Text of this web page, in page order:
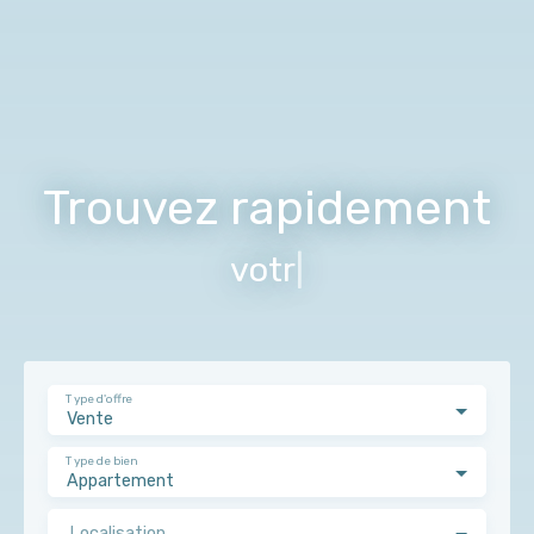
Trouvez rapidement
votre terrain
Vente
Type d'offre
Appartement
Type de bien